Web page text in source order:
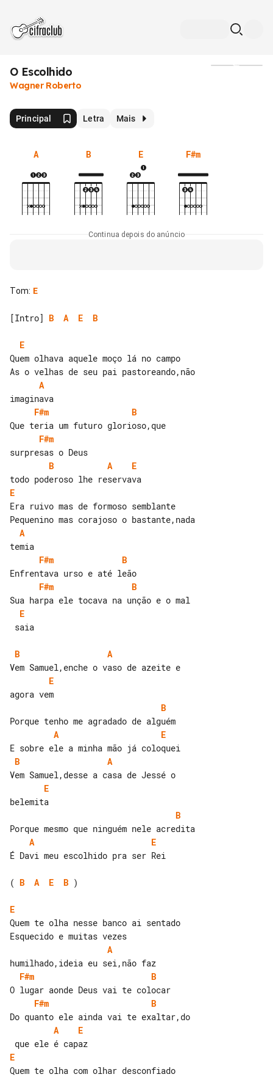
O Escolhido
Wagner Roberto
Principal Letra Mais
A B E F#m
Continua depois do anúncio
Tom: E
[Intro] B A E B
E
Quem olhava aquele moço lá no campo
A
F#m
B
F#m
B
A
E
E
Era ruivo mas de formoso semblante
A
F#m
B
F#m
B
E
B
A
E
B
A
E
B
A
E
B
A
E
É Davi meu escolhido pra ser Rei
( B A E B )
E
Quem te olha nesse banco ai sentado
A
F#m
B
F#m
B
A
E
E
Quem te olha com olhar desconfiado